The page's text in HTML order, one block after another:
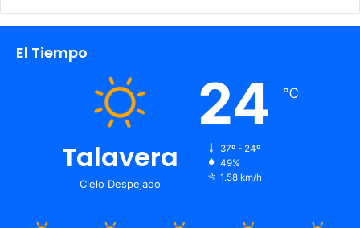
El Tiempo
Talavera
Cielo Despejado
24 ℃
37º - 24º
49%
1.58 km/h